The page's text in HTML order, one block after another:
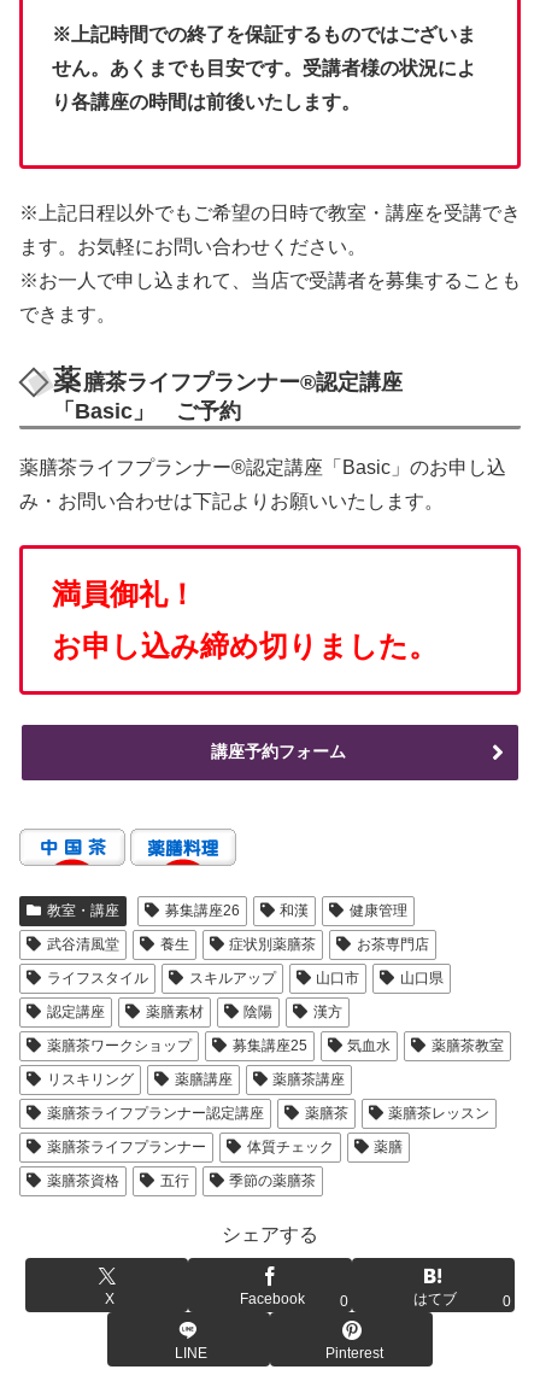
※上記時間での終了を保証するものではございま
せん。あくまでも目安です。受講者様の状況によ
り各講座の時間は前後いたします。
※上記日程以外でもご希望の日時で教室・講座を受講でき
ます。お気軽にお問い合わせください。
※お一人で申し込まれて、当店で受講者を募集することも
できます。
薬膳茶ライフプランナー®認定講座
「Basic」 ご予約
薬膳茶ライフプランナー®認定講座「Basic」のお申し込
み・お問い合わせは下記よりお願いいたします。
満員御礼！
お申し込み締め切りました。
講座予約フォーム
教室・講座 募集講座26 和漢
健康管理
武谷清風堂
養生 症状別薬膳茶
お茶専門店
ライフスタイル
スキルアップ 山口市
山口県
認定講座
薬膳素材 陰陽
漢方
薬膳茶ワークショップ
募集講座25 気血水
薬膳茶教室
リスキリング
薬膳講座
薬膳茶講座
薬膳茶ライフプランナー認定講座
薬膳茶
薬膳茶レッスン
薬膳茶ライフプランナー
体質チェック
薬膳
薬膳茶資格
五行 季節の薬膳茶
シェアする
X Facebook 0 はてブ 0
LINE Pinterest